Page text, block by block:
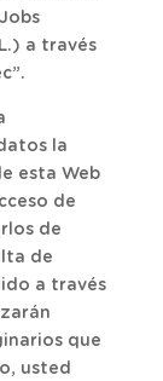
a través
la
esta Web
de
de
de
a través
que
usted